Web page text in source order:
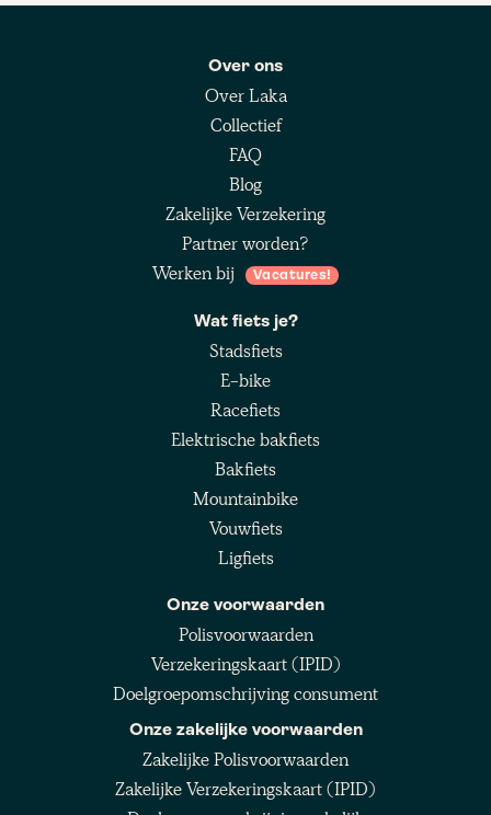
Over ons
Over Laka
Collectief
FAQ
Blog
Zakelijke Verzekering
Partner worden?
Werken bij
Vacatures!
Wat fiets je?
Stadsfiets
E-bike
Racefiets
Elektrische bakfiets
Bakfiets
Mountainbike
Vouwfiets
Ligfiets
Onze voorwaarden
Polisvoorwaarden
Verzekeringskaart (IPID)
Doelgroepomschrijving consument
Onze zakelijke voorwaarden
Zakelijke Polisvoorwaarden
Zakelijke Verzekeringskaart (IPID)